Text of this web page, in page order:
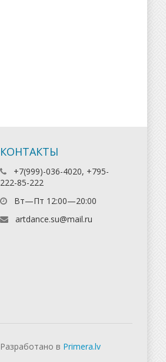
КОНТАКТЫ
+7(999)-036-4020, +795-
222-85-222
Вт—Пт 12:00—20:00
artdance.su@mail.ru
Разработано в Primera.lv